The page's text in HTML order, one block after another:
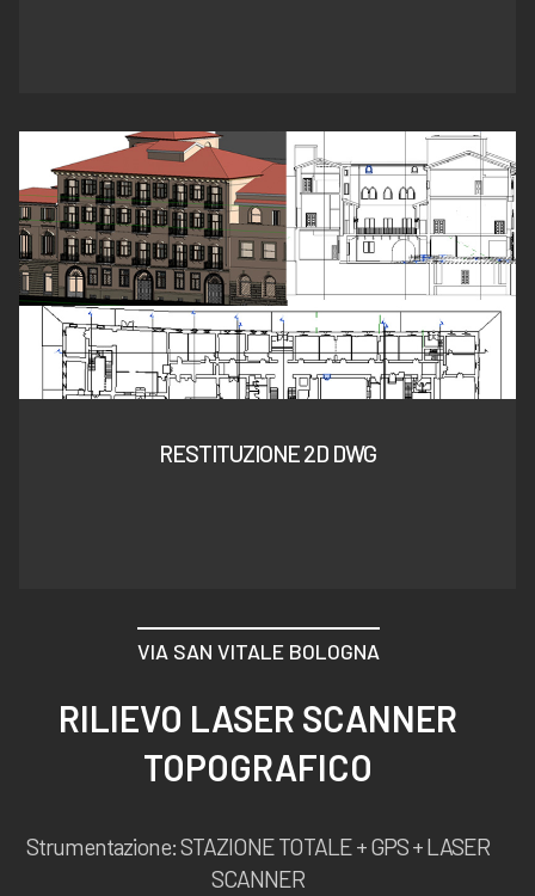
RESTITUZIONE 2D DWG
VIA SAN VITALE BOLOGNA
RILIEVO LASER SCANNER
TOPOGRAFICO
Strumentazione: STAZIONE TOTALE + GPS + LASER
SCANNER